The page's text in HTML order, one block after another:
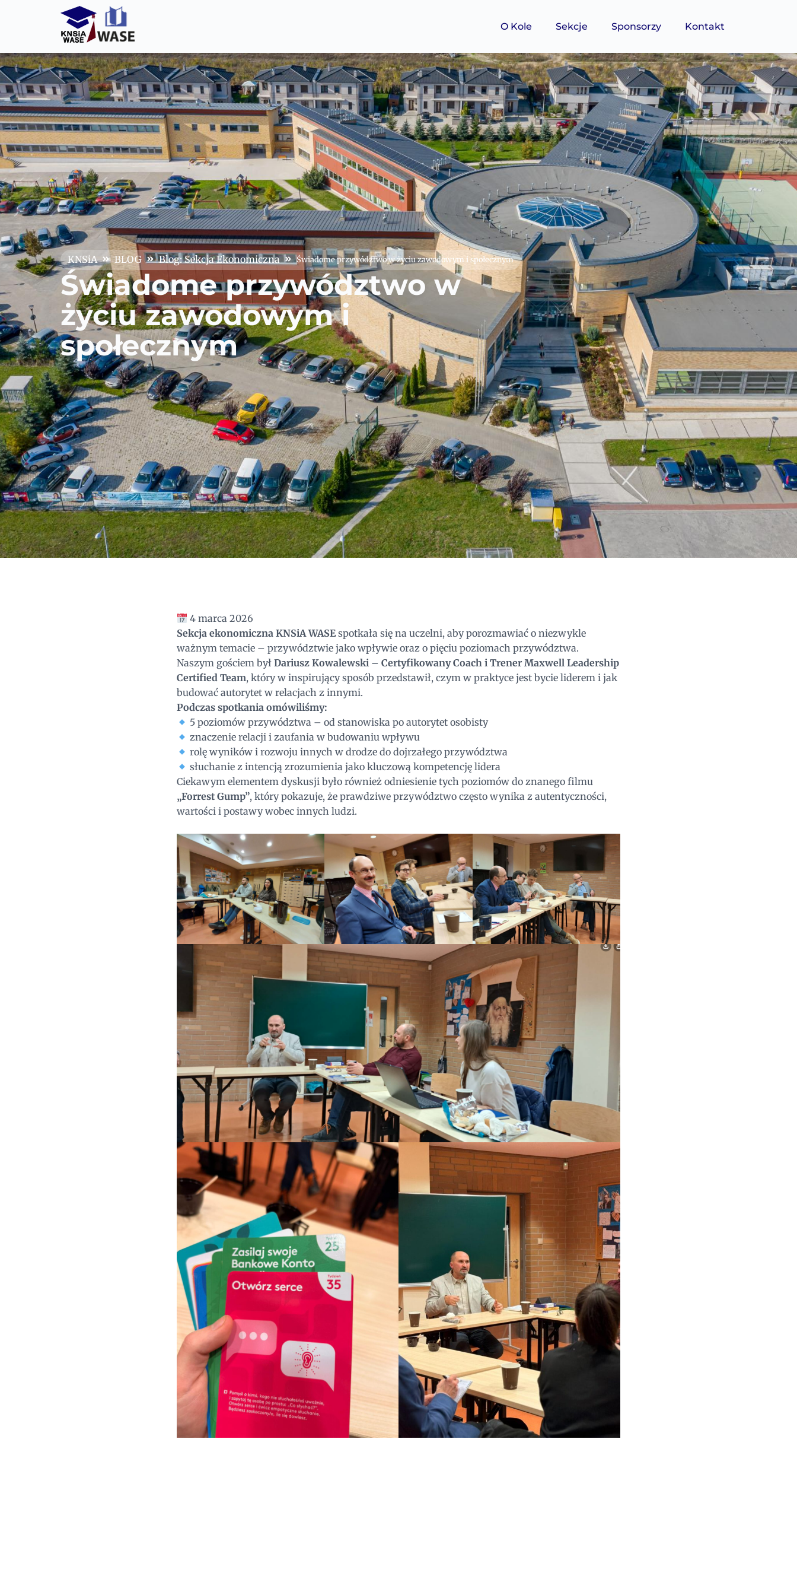
O Kole Sekcje Sponsorzy Kontakt
KNSiA BLOG Blog: Sekcja Ekonomiczna Świadome przywództwo w życiu zawodowym i społecznym
Świadome przywództwo w
życiu zawodowym i
społecznym
4 marca 2026
Sekcja ekonomiczna KNSiA WASEspotkała się na uczelni, aby porozmawiać o niezwykle
ważnym temacie – przywództwie jako wpływie oraz o pięciu poziomach przywództwa.
Naszym gościem był Dariusz Kowalewski – Certyfikowany Coach i Trener Maxwell Leadership
Certified Team, który w inspirujący sposób przedstawił, czym w praktyce jest bycie liderem i jak
budować autorytet w relacjach z innymi.
Podczas spotkania omówiliśmy:
5 poziomów przywództwa – od stanowiska po autorytet osobisty
znaczenie relacji i zaufania w budowaniu wpływu
rolę wyników i rozwoju innych w drodze do dojrzałego przywództwa
słuchanie z intencją zrozumienia jako kluczową kompetencję lidera
Ciekawym elementem dyskusji było również odniesienie tych poziomów do znanego filmu
„Forrest Gump”, który pokazuje, że prawdziwe przywództwo często wynika z autentyczności,
wartości i postawy wobec innych ludzi.